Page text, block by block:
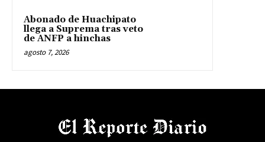
Abonado de Huachipato
llega a Suprema tras veto
de ANFP a hinchas
agosto 7, 2026